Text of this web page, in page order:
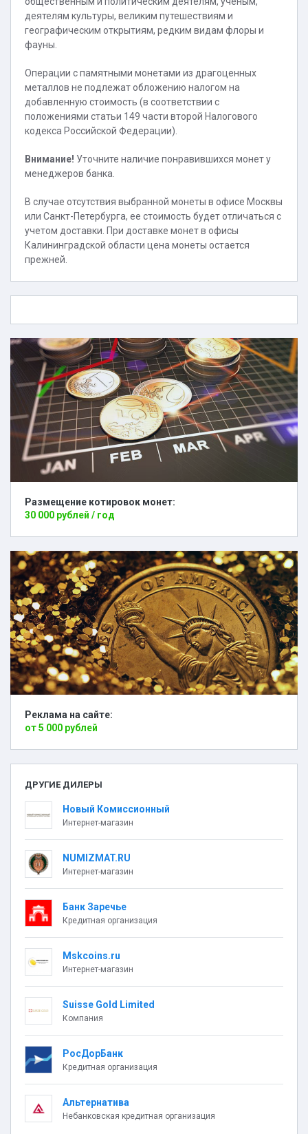
деятелям культуры, великим путешествиям и
географическим открытиям, редким видам флоры и
фауны.
Операции с памятными монетами из драгоценных
металлов не подлежат обложению налогом на
добавленную стоимость (в соответствии с
положениями статьи 149 части второй Налогового
кодекса Российской Федерации).
Внимание! Уточните наличие понравившихся монет у
менеджеров банка.
В случае отсутствия выбранной монеты в офисе Москвы
или Санкт-Петербурга, ее стоимость будет отличаться с
учетом доставки. При доставке монет в офисы
Калининградской области цена монеты остается
прежней.
Размещение котировок монет:
30 000 рублей / год
Реклама на сайте:
от 5 000 рублей
ДРУГИЕ ДИЛЕРЫ
Новый Комиссионный
Интернет-магазин
NUMIZMAT.RU
Интернет-магазин
Банк Заречье
Кредитная организация
Mskcoins.ru
Интернет-магазин
Suisse Gold Limited
Компания
РосДорБанк
Кредитная организация
Альтернатива
Небанковская кредитная организация